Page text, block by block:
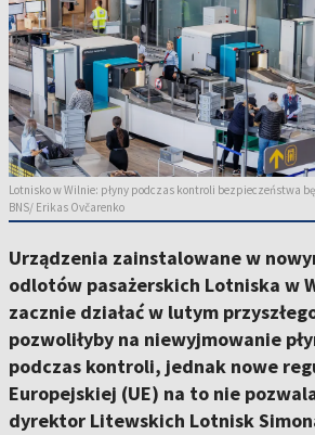
Lotnisko w Wilnie: płyny podczas kontroli bezpieczeństwa
BNS/ Erikas Ovčarenko
Urządzenia zainstalowane w
odlotów pasażerskich Lotniska w
zacznie działać w lutym
pozwoliłyby na niewyjmowanie
podczas kontroli, jednak nowe
Europejskiej (UE) na to nie
dyrektor Litewskich Lotnisk